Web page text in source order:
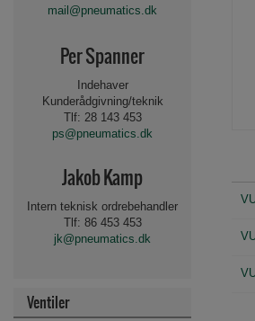
mail@pneumatics.dk
Per Spanner
Indehaver
Kunderådgivning/teknik
Tlf: 28 143 453
ps@pneumatics.dk
Jakob Kamp
Intern teknisk ordrebehandler
Tlf: 86 453 453
jk@pneumatics.dk
Beslag og tilbehør for
Ventiler